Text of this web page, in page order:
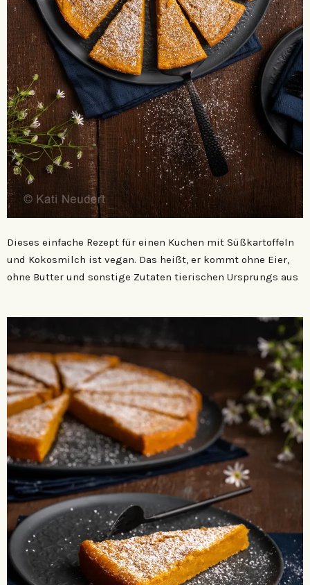
Dieses einfache Rezept für einen Kuchen mit Süßkartoffeln
und Kokosmilch ist vegan. Das heißt, er kommt ohne Eier,
ohne Butter und sonstige Zutaten tierischen Ursprungs aus